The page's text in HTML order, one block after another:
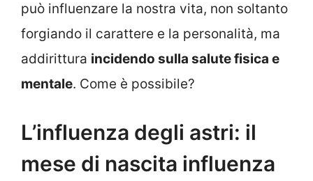
può influenzare la nostra vita, non soltanto
forgiando il carattere e la personalità, ma
addirittura incidendo sulla salute fisica e
mentale. Come è possibile?
L’influenza degli astri: il
mese di nascita influenza